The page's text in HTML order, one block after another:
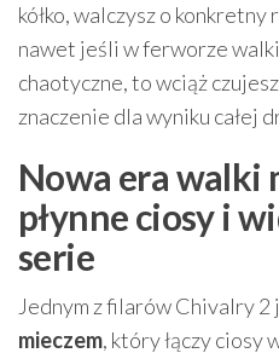
kółko, walczysz o
nawet jeśli w ferworze
chaotyczne, to wciąż
znaczenie dla wyniku całej
Nowa era walki
płynne ciosy i
serie
Jednym z filarów Chivalry 2
mieczem, który łączy ciosy